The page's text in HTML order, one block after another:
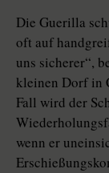
Die Guerilla
oft auf
uns sicherer“,
kleinen Dorf in
Fall wird der
wenn er